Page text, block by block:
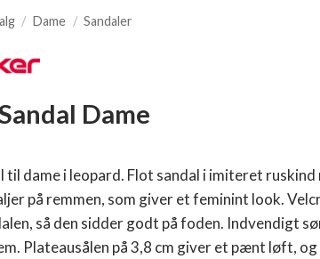
/ Dame / Sandaler
Dame
til dame i leopard. Flot sandal i imiteret
på remmen, som giver et feminint look.
så den sidder godt på foden. Indvendigt
Plateausålen på 3,8 cm giver et pænt løft,